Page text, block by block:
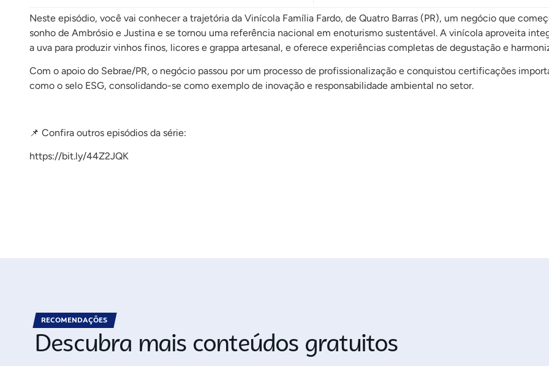
Neste episódio, você vai conhecer a trajetória da Vinícola Família Fardo, de Quatro Barras (PR), um negócio que
sonho de Ambrósio e Justina e se tornou uma referência nacional em enoturismo sustentável. A vinícola aproveita
a uva para produzir vinhos finos, licores e grappa artesanal, e oferece experiências completas de degustação e
Com o apoio do Sebrae/PR, o negócio passou por um processo de profissionalização e conquistou certificações
como o selo ESG, consolidando-se como exemplo de inovação e responsabilidade ambiental no setor.
📌 Confira outros episódios da série:
https://bit.ly/44Z2JQK
RECOMENDAÇÕES
Descubra mais conteúdos gratuitos